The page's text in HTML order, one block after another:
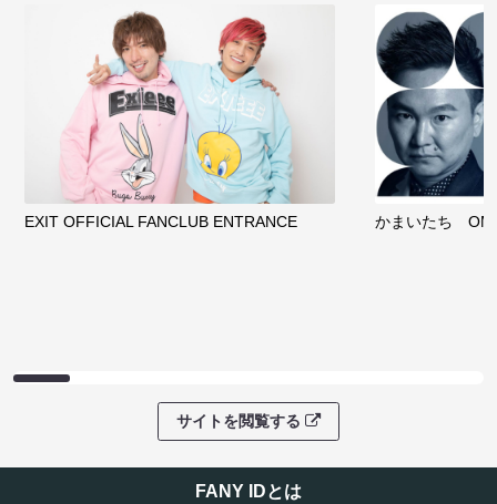
EXIT OFFICIAL FANCLUB ENTRANCE かまいたち
サイトを閲覧する
FANY IDとは